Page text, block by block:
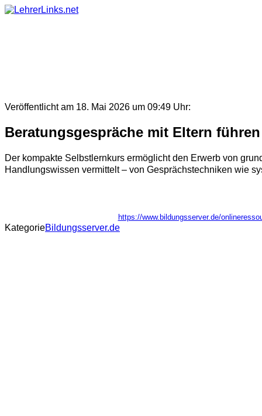
Skip
Veröffentlicht am 18. Mai 2026 um 09:49 Uhr:
Beratungsgespräche mit Eltern führen
Der kompakte Selbstlernkurs ermöglicht den Erwerb von
Handlungswissen vermittelt – von Gesprächstechniken wie
https://www.bildungsserver.de/
KategorieBildungsserver.de